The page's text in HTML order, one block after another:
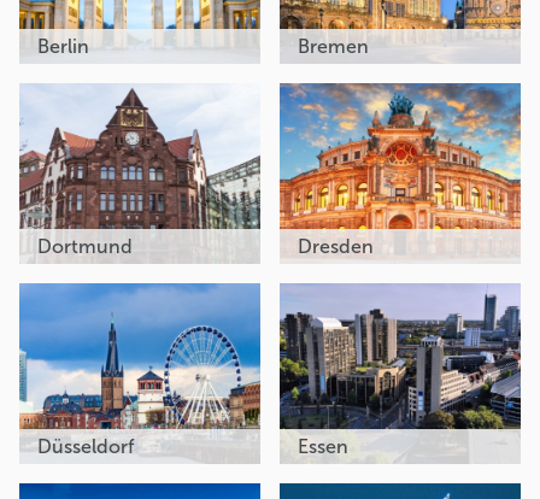
Berlin Bremen
Dortmund Dresden
Düsseldorf Essen